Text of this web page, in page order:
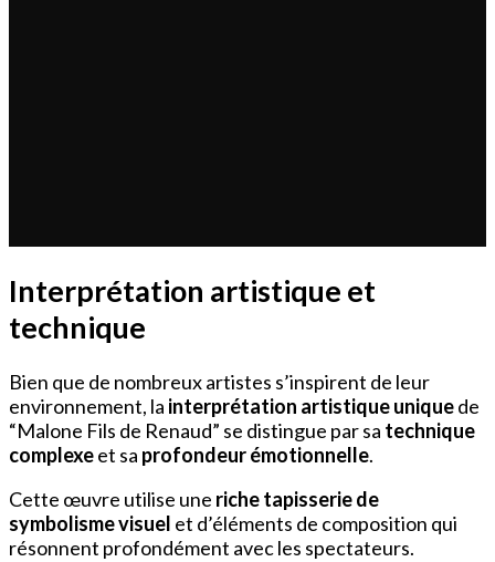
Interprétation artistique et
technique
Bien que de nombreux artistes s’inspirent de leur
environnement, la interprétation artistique uniquede
“Malone Fils de Renaud” se distingue par sa technique
complexeet sa profondeur émotionnelle.
Cette œuvre utilise une riche tapisserie de
symbolisme visuel et d’éléments de composition qui
résonnent profondément avec les spectateurs.